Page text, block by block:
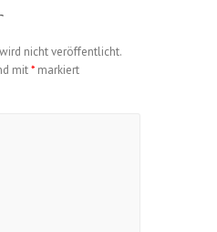
nicht veröffentlicht.
mit* markiert